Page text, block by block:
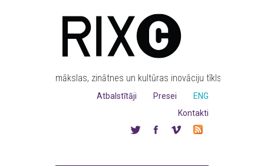
mākslas, zinātnes un kultūras inovāciju tīkls
ENG
Presei
Atbalstītāji
Kontakti